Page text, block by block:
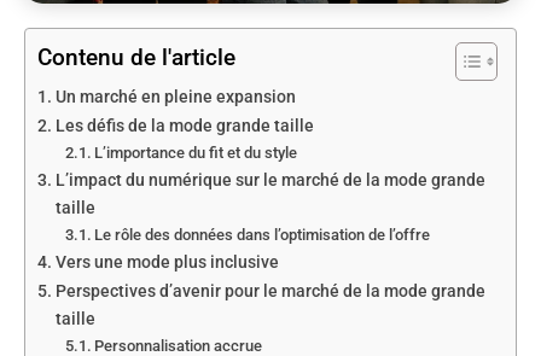
Contenu de l'article
Un marché en pleine expansion
Les défis de la mode grande taille
L’importance du fit et du style
L’impact du numérique sur le marché de la mode grande
taille
Le rôle des données dans l’optimisation de l’offre
Vers une mode plus inclusive
Perspectives d’avenir pour le marché de la mode grande
taille
Personnalisation accrue